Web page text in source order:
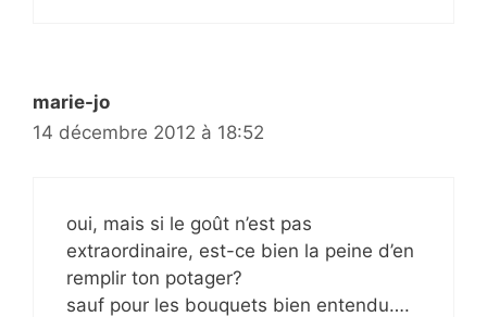
marie-jo
14 décembre 2012 à 18:52
oui, mais si le goût n’est pas
extraordinaire, est-ce bien la peine d’en
remplir ton potager?
sauf pour les bouquets bien entendu….